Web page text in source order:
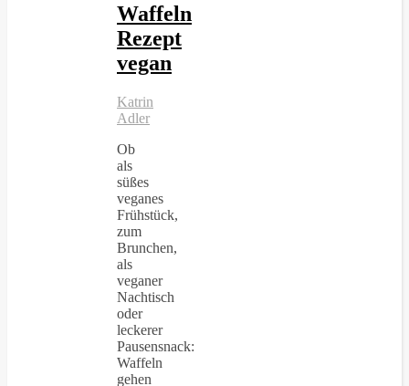
Waffeln
Rezept
vegan
Katrin
Adler
Ob
als
süßes
veganes
Frühstück,
zum
Brunchen,
als
veganer
Nachtisch
oder
leckerer
Pausensnack:
Waffeln
gehen